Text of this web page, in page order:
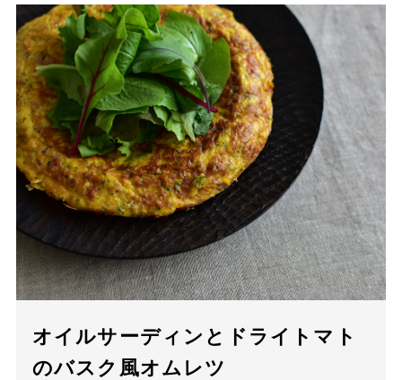
オイルサーディンとドライトマト
のバスク風オムレツ